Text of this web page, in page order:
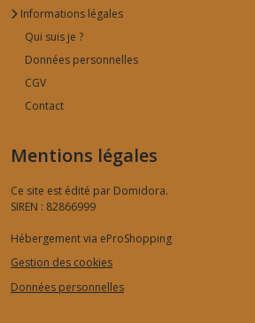
Informations légales
Qui suis je ?
Données personnelles
CGV
Contact
Mentions légales
Ce site est édité par Domidora.
SIREN : 82866999
Hébergement via eProShopping
Gestion des cookies
Données personnelles